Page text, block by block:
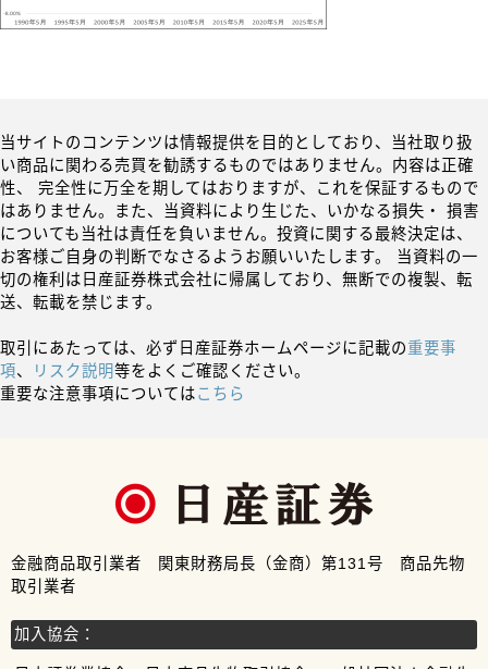
当サイトのコンテンツは情報提供を目的としており、当社取り扱
い商品に関わる売買を勧誘するものではありません。内容は正確
性、 完全性に万全を期してはおりますが、これを保証するもので
はありません。また、当資料により生じた、いかなる損失・ 損害
についても当社は責任を負いません。投資に関する最終決定は、
お客様ご自身の判断でなさるようお願いいたします。 当資料の一
切の権利は日産証券株式会社に帰属しており、無断での複製、転
送、転載を禁じます。
取引にあたっては、必ず日産証券ホームページに記載の重要事
項、 リスク説明等をよくご確認ください。
重要な注意事項についてはこちら
金融商品取引業者 関東財務局長（金商）第131号 商品先物
取引業者
加入協会：